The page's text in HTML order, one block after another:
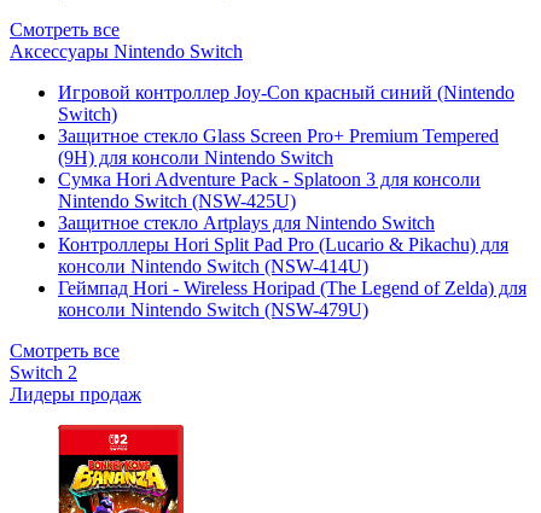
Смотреть все
Аксессуары Nintendo Switch
Игровой контроллер Joy-Con красный синий (Nintendo
Switch)
Защитное стекло Glass Screen Pro+ Premium Tempered
(9H) для консоли Nintendo Switch
Сумка Hori Adventure Pack - Splatoon 3 для консоли
Nintendo Switch (NSW-425U)
Защитное стекло Artplays для Nintendo Switch
Контроллеры Hori Split Pad Pro (Lucario & Pikachu) для
консоли Nintendo Switch (NSW-414U)
Геймпад Hori - Wireless Horipad (The Legend of Zelda) для
консоли Nintendo Switch (NSW-479U)
Смотреть все
Switch 2
Лидеры продаж